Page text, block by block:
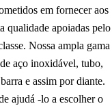
em fornecer aos
qualidade apoiadas pelo
Nossa ampla gama
aço inoxidável, tubo,
e assim por diante.
ajudá -lo a escolher o